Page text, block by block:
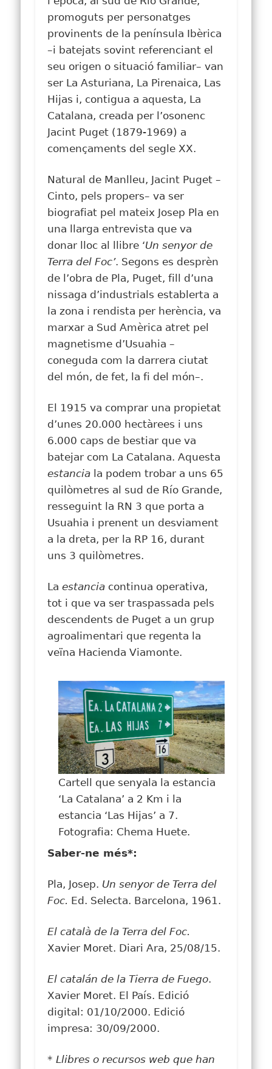
promoguts per personatges
provinents de la península Ibèrica
–i batejats sovint referenciant el
seu origen o situació familiar– van
ser La Asturiana, La Pirenaica, Las
Hijas i, contigua a aquesta, La
Catalana, creada per l’osonenc
Jacint Puget (1879-1969) a
començaments del segle XX.
Natural de Manlleu, Jacint Puget –
Cinto, pels propers– va ser
biografiat pel mateix Josep Pla en
una llarga entrevista que va
donar lloc al llibre ‘Un senyor de
Terra del Foc’. Segons es desprèn
de l’obra de Pla, Puget, fill d’una
nissaga d’industrials establerta a
la zona i rendista per herència, va
marxar a Sud Amèrica atret pel
magnetisme d’Usuahia –
coneguda com la darrera ciutat
del món, de fet, la fi del món–.
El 1915 va comprar una propietat
d’unes 20.000 hectàrees i uns
6.000 caps de bestiar que va
batejar com La Catalana. Aquesta
estancia la podem trobar a uns 65
quilòmetres al sud de Río Grande,
resseguint la RN 3 que porta a
Usuahia i prenent un desviament
a la dreta, per la RP 16, durant
uns 3 quilòmetres.
Laestancia continua operativa,
tot i que va ser traspassada pels
descendents de Puget a un grup
agroalimentari que regenta la
veïna Hacienda Viamonte.
Cartell que senyala la estancia
‘La Catalana’ a 2 Km i la
estancia ‘Las Hijas’ a 7.
Fotografia: Chema Huete.
Saber-ne més*:
Pla, Josep. Un senyor de Terra del
Foc. Ed. Selecta. Barcelona, 1961.
El català de la Terra del Foc.
Xavier Moret. Diari Ara, 25/08/15.
El catalán de la Tierra de Fuego.
Xavier Moret. El País. Edició
digital: 01/10/2000. Edició
impresa: 30/09/2000.
* Llibres o recursos web que han